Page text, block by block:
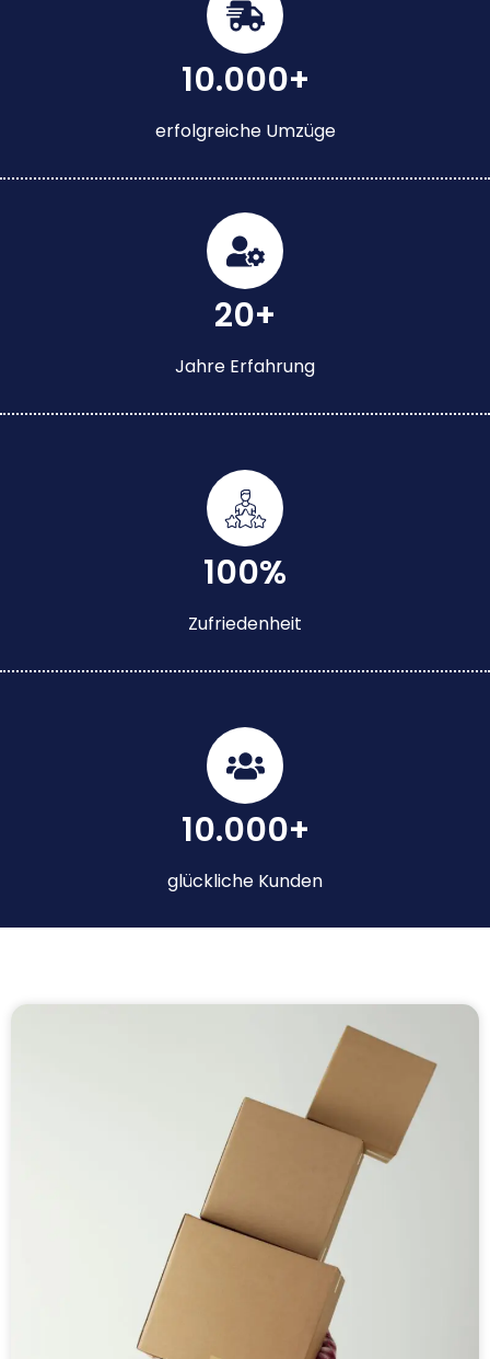
10.000+
erfolgreiche Umzüge
20+
Jahre Erfahrung
100%
Zufriedenheit
10.000+
glückliche Kunden